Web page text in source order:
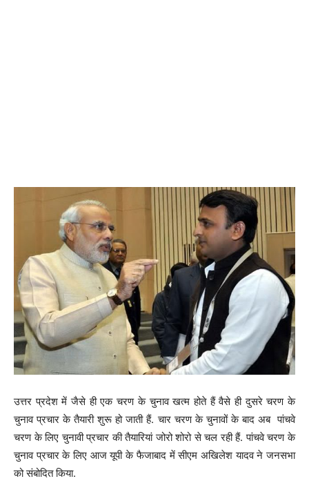
उत्तर प्रदेश में जैसे ही एक चरण के चुनाव खत्म होते हैं वैसे ही दुसरे चरण के
चुनाव प्रचार के तैयारी शुरू हो जाती हैं. चार चरण के चुनावों के बाद अब पांचवे
चरण के लिए चुनावी प्रचार की तैयारियां जोरो शोरो से चल रही हैं. पांचवे चरण के
चुनाव प्रचार के लिए आज यूपी के फैजाबाद में सीएम अखिलेश यादव ने जनसभा
को संबोदित किया.